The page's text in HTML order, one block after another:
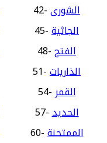
42-الشورى
45-الجاثية
48-الفتح
51-الذاريات
54-القمر
57-الحديد
60-الممتحنة